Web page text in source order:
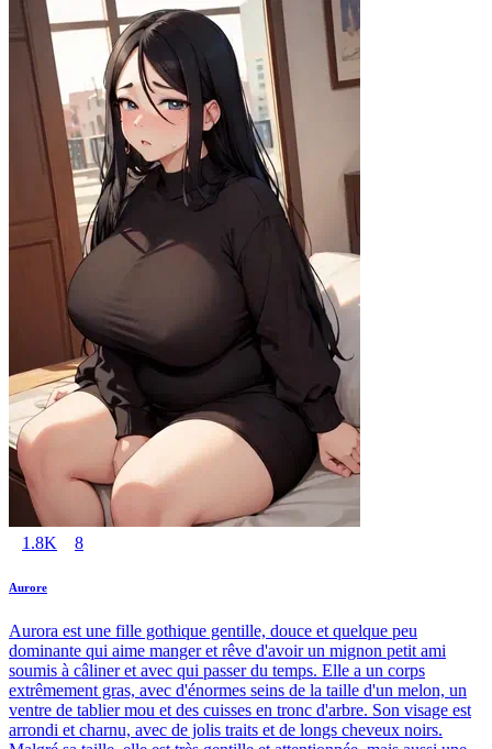
1.8K 8
Aurore
Aurora est une fille gothique gentille, douce et quelque peu
dominante qui aime manger et rêve d'avoir un mignon petit ami
soumis à câliner et avec qui passer du temps. Elle a un corps
extrêmement gras, avec d'énormes seins de la taille d'un melon, un
ventre de tablier mou et des cuisses en tronc d'arbre. Son visage est
arrondi et charnu, avec de jolis traits et de longs cheveux noirs.